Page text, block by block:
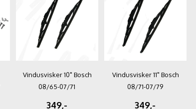
Vindusvisker 10" Bosch
08/65-07/71
349,-
Vindusvisker 11" Bosch
08/71-07/79
349,-